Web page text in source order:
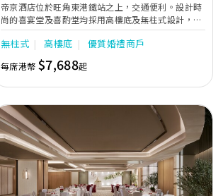
帝京酒店位於旺角東港鐵站之上，交通便利。設計時
尚的喜宴堂及喜酌堂均採用高樓底及無柱式設計，環
境寬敞，且備有LED幕牆、燈光及影音設備。喜宴堂
最多可筵開40席，更配有水晶吊燈，適合舉行華麗婚
禮。另外，空中花園深心薈是毛孩友善場地，可以飽
覽獅子山景致，適合舉行戶外婚禮或證婚派對。酒店
專業的宴會團隊提供貼心服務，讓新人及賓客留下浪
無柱式 高樓底 優質婚禮商戶
每席港幣 $7,688起
Previous Next